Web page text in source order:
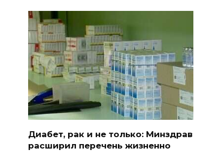
Диабет, рак и не только: Минздрав
расширил перечень жизненно